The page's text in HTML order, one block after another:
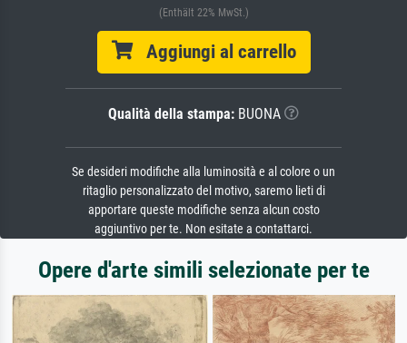
(Enthält 22% MwSt.)
Aggiungi al carrello
Qualità della stampa: BUONA
Se desideri modifiche alla luminosità e al colore o un
ritaglio personalizzato del motivo, saremo lieti di
apportare queste modifiche senza alcun costo
aggiuntivo per te. Non esitate a contattarci.
Opere d'arte simili selezionate per te